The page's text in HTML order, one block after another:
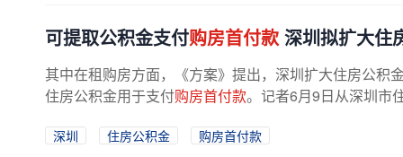
可提取公积金支付购房首付款深圳拟扩大住
其中在租购房方面，《方案》提出，深圳扩大住房公积
住房公积金用于支付购房首付款。记者6月9日从深圳市
深圳 住房公积金
购房首付款